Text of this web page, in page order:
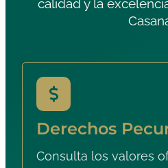
calidad y la
Derechos
Consulta los valores